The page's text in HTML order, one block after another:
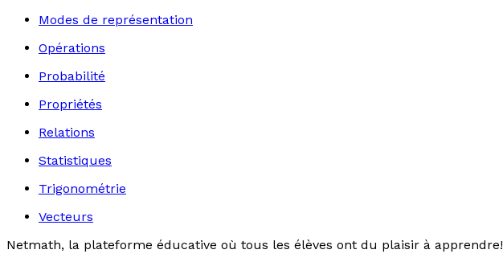
Modes de représentation
Opérations
Probabilité
Propriétés
Relations
Statistiques
Trigonométrie
Vecteurs
Netmath, la plateforme éducative où tous les élèves ont du plaisir à apprendre!